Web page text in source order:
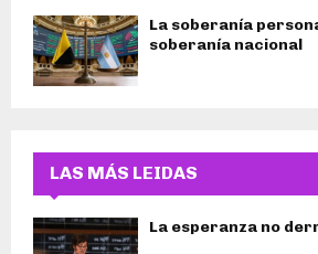
La soberanía
soberanía nacional
LAS MÁS LEIDAS
La esperanza no